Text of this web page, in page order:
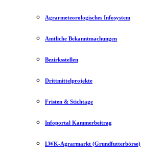
Agrarmeteorologisches Infosystem
Amtliche Bekanntmachungen
Bezirksstellen
Drittmittelprojekte
Fristen & Stichtage
Infoportal Kammerbeitrag
LWK-Agrarmarkt (Grundfutterbörse)